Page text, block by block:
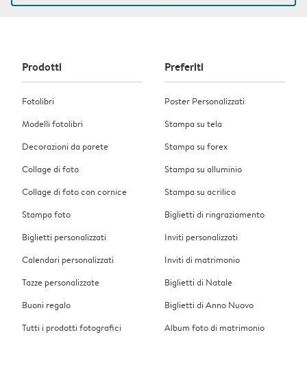
Prodotti
Fotolibri
Modelli fotolibri
Decorazioni da parete
Collage di foto
Collage di foto con cornice
Stampa foto
Biglietti personalizzati
Calendari personalizzati
Tazze personalizzate
Buoni regalo
Tutti i prodotti fotografici
Preferiti
Poster Personalizzati
Stampa su tela
Stampa su forex
Stampa su alluminio
Stampa su acrilico
Biglietti di ringraziamento
Inviti personalizzati
Inviti di matrimonio
Biglietti di Natale
Biglietti di Anno Nuovo
Album foto di matrimonio